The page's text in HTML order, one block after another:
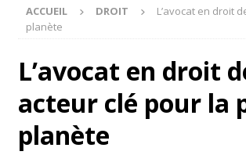
[ juillet 27, 2026 ] sru
IMMOBILIER
[ juillet 19, 2026 ]
ACCUEIL DROIT
L’avocat en droit
planète
L’avocat en droit
acteur clé pour la
planète